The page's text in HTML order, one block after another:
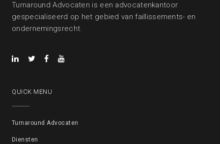
Turnaround Advocaten is een advocatenkantoor
gespecialiseerd op het gebied van faillissements- en
ondernemingsrecht.
QUICK MENU
Turnaround Advocaten
Diensten